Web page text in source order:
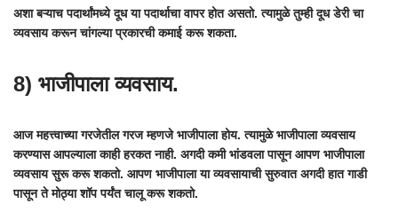
अशा बऱ्याच पदार्थांमध्ये दूध या पदार्थाचा वापर होत असतो. त्यामुळे तुम्ही दूध डेरी चा
व्यवसाय करून चांगल्या प्रकारची कमाई करू शकता.
8) भाजीपाला व्यवसाय.
आज महत्त्वाच्या गरजेतील गरज म्हणजे भाजीपाला होय. त्यामुळे भाजीपाला व्यवसाय
करण्यास आपल्याला काही हरकत नाही. अगदी कमी भांडवला पासून आपण भाजीपाला
व्यवसाय सुरू करू शकतो. आपण भाजीपाला या व्यवसायाची सुरुवात अगदी हात गाडी
पासून ते मोठ्या शॉप पर्यंत चालू करू शकतो.